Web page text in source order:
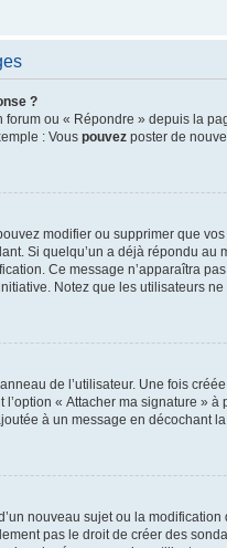
?
ou « Répondre » depuis la
: Vous pouvez poster de
modifier ou supprimer que
Si quelqu’un a déjà répondu au
Ce message n’apparaîtra
Notez que les utilisateurs
de l’utilisateur. Une fois
« Attacher ma signature »
à un message en décochant
nouveau sujet ou la
pas le droit de créer des